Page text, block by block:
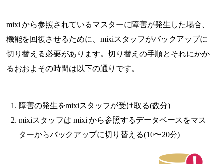
mixi から参照されているマスターに障害が発生した場合、
機能を回復させるために、mixiスタッフがバックアップに
切り替える必要があります。切り替えの手順とそれにかか
るおおよその時間は以下の通りです。
障害の発生をmixiスタッフが受け取る(数分)
mixiスタッフは mixi から参照するデータベースをマス
ターからバックアップに切り替える(10〜20分)